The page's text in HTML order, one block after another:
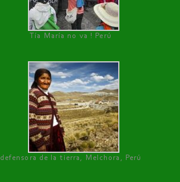
Tía María no va ! Perú
defensora de la tierra, Melchora, Perú